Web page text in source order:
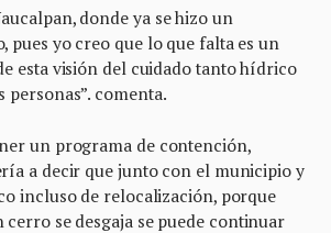
donde ya se hizo un
pues yo creo que lo que falta es un
esta visión del cuidado tanto hídrico
personas”. comenta.
un programa de contención,
a decir que junto con el municipio y
incluso de relocalización, porque
cerro se desgaja se puede continuar